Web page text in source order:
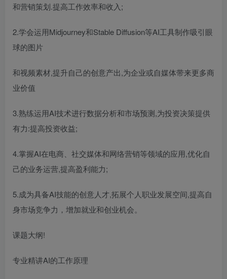
和营销策划.提高工作效率和收入;
2.学会运用Midjourney和Stable Diffusion等AI工具制作吸引眼
球的图片
和视频素材,提升自己的创意产出,为企业或自媒体带来更多商
业价值
3.熟练运用AI技术进行数据分析和市场预测,为投资决策提供
有力:提高投资收益;
4.掌握AI在电商、社交媒体和网络营销等领域的应用,优化自
己的业务运营,提高盈利能力;
5.成为具备AI技能的创意人才,拓展个人职业发展空间,提高自
身市场竞争力，增加就业和创业机会。
课题大纲!
专业精讲AI的工作原理